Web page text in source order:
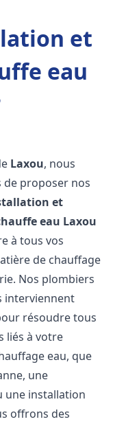
et
eau
Laxou, nous
de proposer nos
et
eau Laxou
à tous vos
de chauffage
Nos plombiers
interviennent
résoudre tous
liés à votre
eau, que
une
une installation
offrons des